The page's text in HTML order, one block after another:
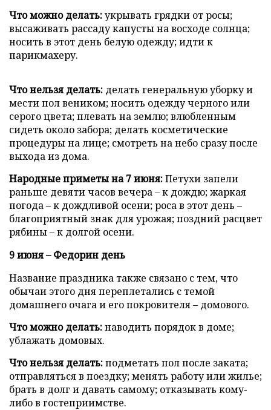
Что можно делать:укрывать грядки от росы;
высаживать рассаду капусты на восходе солнца;
носить в этот день белую одежду; идти к
парикмахеру.
Что нельзя делать: делать генеральную уборку и
мести пол веником; носить одежду черного или
серого цвета; плевать на землю; влюбленным
сидеть около забора; делать косметические
процедуры на лице; смотреть на небо сразу после
выхода из дома.
Народные приметы на 7 июня:Петухи запели
раньше девяти часов вечера – к дождю; жаркая
погода – к дождливой осени; роса в этот день –
благоприятный знак для урожая; поздний расцвет
рябины – к долгой осени.
9 июня – Федорин день
Название праздника также связано с тем, что
обычаи этого дня переплетались с темой
домашнего очага и его покровителя – домового.
Что можно делать:наводить порядок в доме;
ублажать домовых.
Что нельзя делать:подметать пол после заката;
отправляться в поездку; менять работу или жилье;
брать в долг и давать самому; отказывать кому-
либо в гостеприимстве.